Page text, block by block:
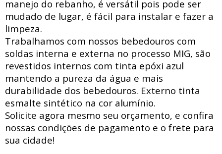
manejo do rebanho, é versátil pois pode ser
mudado de lugar, é fácil para instalar e fazer a
limpeza.
Trabalhamos com nossos bebedouros com
soldas interna e externa no processo MIG, são
revestidos internos com tinta epóxi azul
mantendo a pureza da água e mais
durabilidade dos bebedouros. Externo tinta
esmalte sintético na cor alumínio.
Solicite agora mesmo seu orçamento, e confira
nossas condições de pagamento e o frete para
sua cidade!